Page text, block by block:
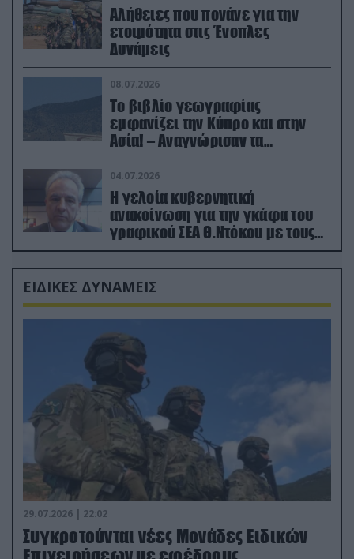
Αλήθειες που πονάνε για την
ετοιμότητα στις Ένοπλες
Δυνάμεις
08.07.2026
Το βιβλίο γεωγραφίας
εμφανίζει την Κύπρο και στην
Ασία! – Αναγνώρισαν τα
κατεχόμενα; (φωτο)
04.07.2026
Η γελοία κυβερνητική
ανακοίνωση για την γκάφα του
γραφικού ΣΕΑ Θ.Ντόκου με τους
Ρώσους φαρσέρ
ΕΙΔΙΚΕΣ ΔΥΝΑΜΕΙΣ
29.07.2026 | 22:02
Συγκροτούνται νέες Μονάδες Ειδικών